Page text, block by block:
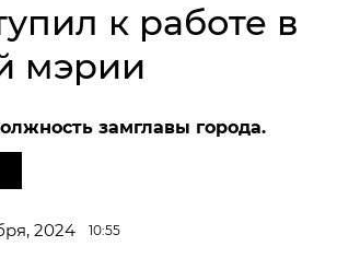
к работе в
мэрии
замглавы города.
2024 10:55